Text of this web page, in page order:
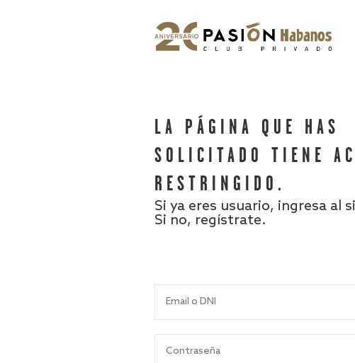
LA PÁGINA QUE HAS
SOLICITADO TIENE
RESTRINGIDO.
Si ya eres usuario, ingresa al
Si no, regístrate.